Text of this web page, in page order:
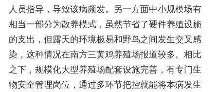
人员指导，导致该病频发。另一方面中小规模场有
相当一部分为散养模式，虽然节省了硬件养殖设施
的支出，但露天的环境极易和野鸟之间发生交叉感
染，这种情况在南方三黄鸡养殖场报道较多。相比
之下，规模化大型养殖场配套设施完善，有专门生
物安全管理岗位，通过多环节把控就能将本病发生